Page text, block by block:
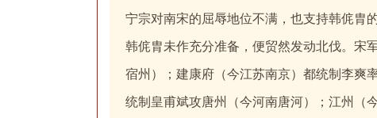
宁宗对南宋的屈辱地位不满，也支持韩侂胄
韩侂胄未作充分准备，便贸然发动北伐。宋
宿州）；建康府（今江苏南京）都统制李爽
统制皇甫斌攻唐州（今河南唐河）；江州（